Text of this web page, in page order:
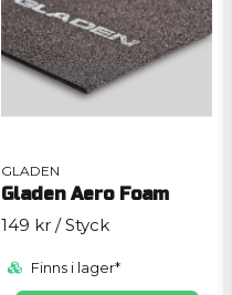
GLADEN
Gladen Aero Foam
149 kr / Styck
Finns i lager*